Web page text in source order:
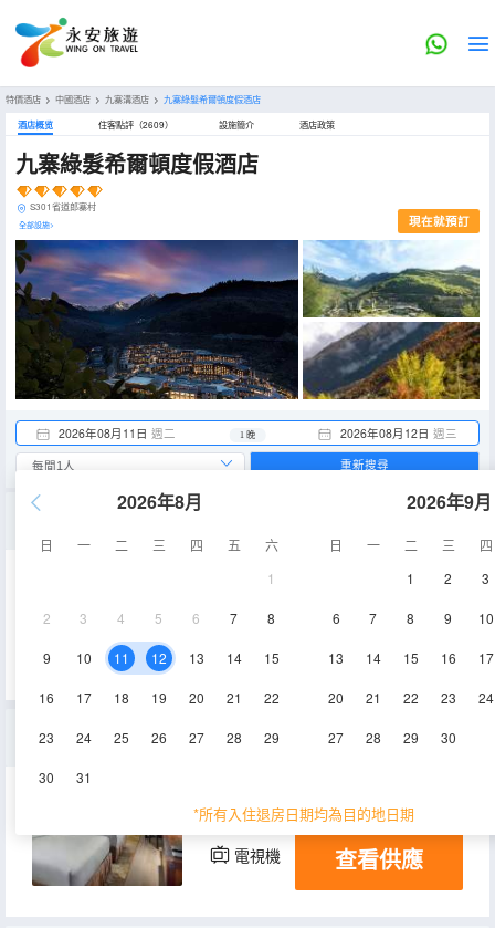
特價酒店 > 中國酒店 > 九寨溝酒店 > 九寨綠髮希爾頓度假酒店
酒店概览 住客點評（2609） 設施簡介 酒店政策
九寨綠髮希爾頓度假酒店
S301省道郎寨村
全部設施> 現在就預訂
2026年08月11日 週二 2026年08月12日 週三
1 晚
2026年8月
日 一 二 三 四 五
六
1
2 3 4 5 6 7 8
9 10 11 12 13 14 15
16 17 18 19 20 21 22
23 24 25 26 27 28 29
30 31
2026年9月
日 一 二 三
四
1
2 3
6 7 8 9 10
13 14 15 16 17
20 21 22 23 24
27 28 29 30
*所有入住退房日期均為目的地日期
重新搜尋
空調
豪華景觀雙床房
46㎡ 3-6層 空調
電視機 查看供應